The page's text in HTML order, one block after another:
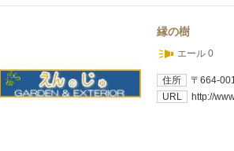
縁の樹
エール 0
住所
〒664-
URL
http://